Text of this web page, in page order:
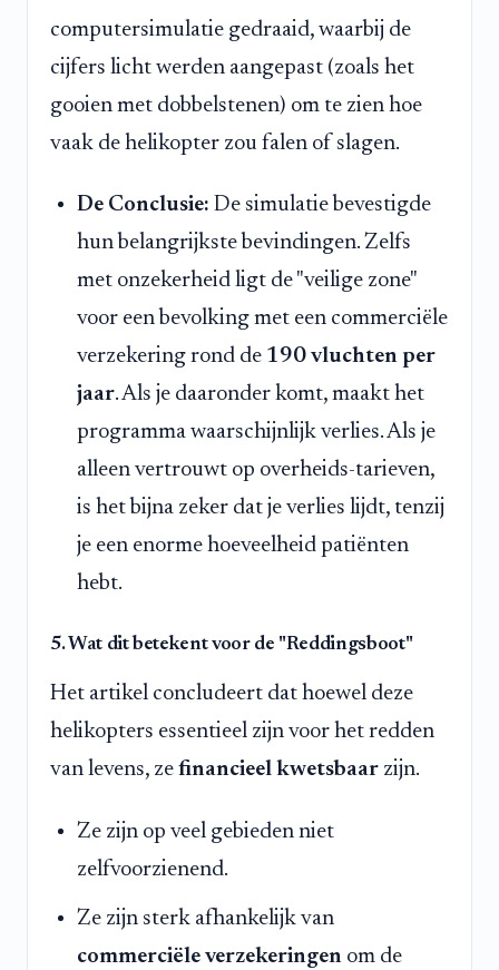
computersimulatie gedraaid, waarbij de
cijfers licht werden aangepast (zoals het
gooien met dobbelstenen) om te zien hoe
vaak de helikopter zou falen of slagen.
De Conclusie: De simulatie bevestigde
hun belangrijkste bevindingen. Zelfs
met onzekerheid ligt de "veilige zone"
voor een bevolking met een commerciële
verzekering rond de 190 vluchten per
jaar. Als je daaronder komt, maakt het
programma waarschijnlijk verlies. Als je
alleen vertrouwt op overheids-tarieven,
is het bijna zeker dat je verlies lijdt, tenzij
je een enorme hoeveelheid patiënten
hebt.
5. Wat dit betekent voor de "Reddingsboot"
Het artikel concludeert dat hoewel deze
helikopters essentieel zijn voor het redden
van levens, ze financieel kwetsbaar zijn.
Ze zijn op veel gebieden niet
zelfvoorzienend.
Ze zijn sterk afhankelijk van
commerciële verzekeringen om de